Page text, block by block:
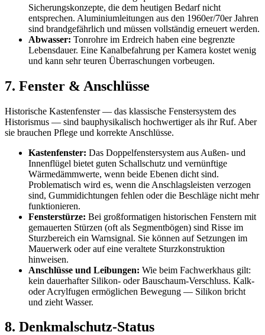
Sicherungskonzepte, die dem heutigen Bedarf nicht
entsprechen. Aluminiumleitungen aus den 1960er/70er Jahren
sind brandgefährlich und müssen vollständig erneuert werden.
Abwasser: Tonrohre im Erdreich haben eine begrenzte
Lebensdauer. Eine Kanalbefahrung per Kamera kostet wenig
und kann sehr teuren Überraschungen vorbeugen.
7. Fenster & Anschlüsse
Historische Kastenfenster — das klassische Fenstersystem des
Historismus — sind bauphysikalisch hochwertiger als ihr Ruf. Aber
sie brauchen Pflege und korrekte Anschlüsse.
Kastenfenster: Das Doppelfenstersystem aus Außen- und
Innenflügel bietet guten Schallschutz und vernünftige
Wärmedämmwerte, wenn beide Ebenen dicht sind.
Problematisch wird es, wenn die Anschlagsleisten verzogen
sind, Gummidichtungen fehlen oder die Beschläge nicht mehr
funktionieren.
Fensterstürze: Bei großformatigen historischen Fenstern mit
gemauerten Stürzen (oft als Segmentbögen) sind Risse im
Sturzbereich ein Warnsignal. Sie können auf Setzungen im
Mauerwerk oder auf eine veraltete Sturzkonstruktion
hinweisen.
Anschlüsse und Leibungen: Wie beim Fachwerkhaus gilt:
kein dauerhafter Silikon- oder Bauschaum-Verschluss. Kalk-
oder Acrylfugen ermöglichen Bewegung — Silikon bricht
und zieht Wasser.
8. Denkmalschutz-Status